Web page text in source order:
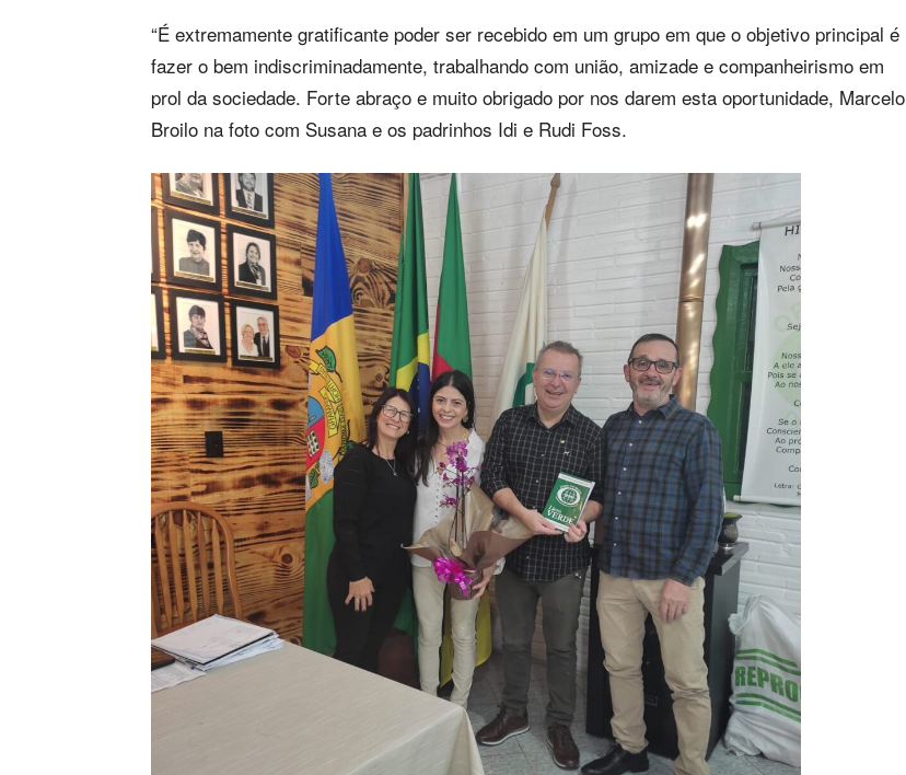
“É extremamente gratificante poder ser recebido em um grupo em que o objetivo principal é
fazer o bem indiscriminadamente, trabalhando com união, amizade e companheirismo em
prol da sociedade. Forte abraço e muito obrigado por nos darem esta oportunidade, Marcelo
Broilo na foto com Susana e os padrinhos Idi e Rudi Foss.